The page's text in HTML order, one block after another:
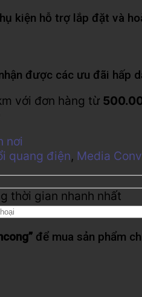
kiện hỗ trợ lắp đặt và
được các ưu đãi hấp
với đơn hàng từ
nơi
quang điện, Media
thời gian nhanh nhất
để mua sản phẩm